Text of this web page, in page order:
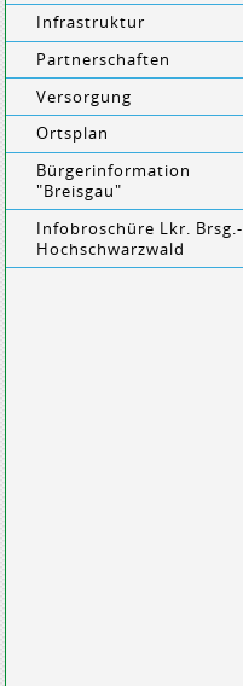
Infrastruktur
Partnerschaften
Versorgung
Ortsplan
Bürgerinformation
"Breisgau"
Infobroschüre Lkr. Brsg.-
Hochschwarzwald